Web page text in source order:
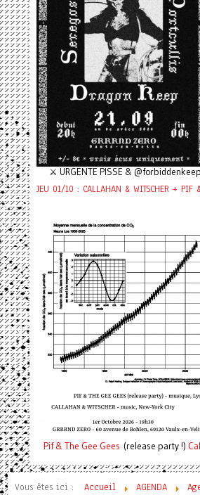
⚔️ URGENTE PISSE &
JEU 01/10 : CALLAHAN & WITSCHER + PIF
Pif& The Gee Gees (release party !) Ca
Vous êtes ici : Accueil AGENDA